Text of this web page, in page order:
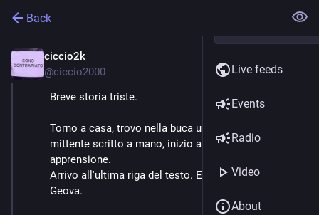
Back
ciccio2k
@ciccio2000
Breve storia triste.
Torno a casa, trovo nella buca una lettera con
mittente scritto a mano, inizio a leggere con un filo di
apprensione.
Arrivo all'ultima riga del testo. Erano i testimoni di
Geova.
Live feeds
Events
Radio
Video
About